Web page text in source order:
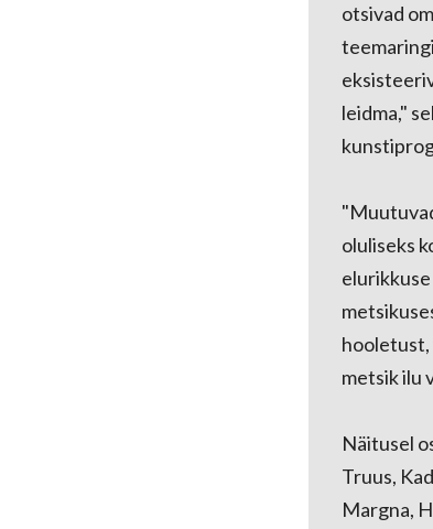
otsivad
leidma,"
oluliseks
hooletust,
metsik ilu
Näitusel
Truus,
Margna,